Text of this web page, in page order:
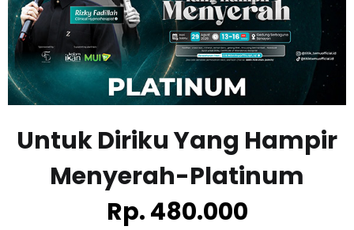
Untuk Diriku Yang Hampir
Menyerah-Platinum
Rp. 480.000